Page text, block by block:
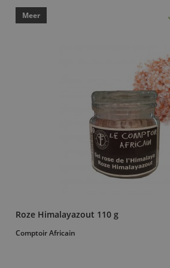
Meer
Roze Himalayazout 110 g
Comptoir Africain